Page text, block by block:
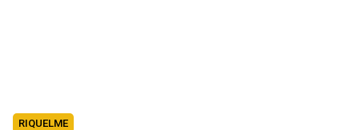
RIQUELME